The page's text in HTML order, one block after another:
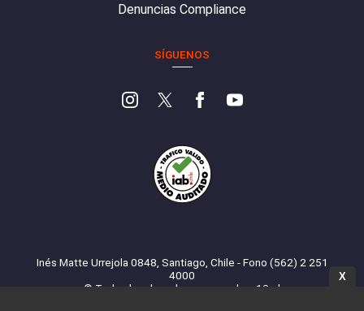
Denuncias Compliance
SÍGUENOS
Inés Matte Urrejola 0848, Santiago, Chile - Fono (562) 2 251
4000
© Todos los derechos reservados. 13.cl
X